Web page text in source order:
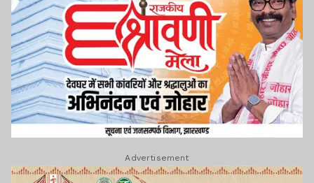
Advertisement